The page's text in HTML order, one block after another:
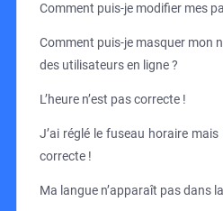
Comment puis-je modifier mes
Comment puis-je masquer mon
des utilisateurs en ligne ?
L’heure n’est pas correcte !
J’ai réglé le fuseau horaire mais
correcte !
Ma langue n’apparaît pas dans